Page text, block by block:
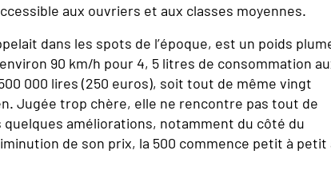
aux ouvriers et aux classes moyennes.
dans les spots de l’époque, est un poids
90 km/h pour 4, 5 litres de consommation
000 lires (250 euros), soit tout de même vingt
Jugée trop chère, elle ne rencontre pas tout de
améliorations, notamment du côté du
de son prix, la 500 commence petit à petit